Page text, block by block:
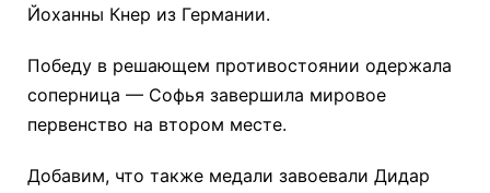
Йоханны Кнер из Германии.
Победу в решающем противостоянии одержала
соперница — Софья завершила мировое
первенство на втором месте.
Добавим, что также медали завоевали Дидар